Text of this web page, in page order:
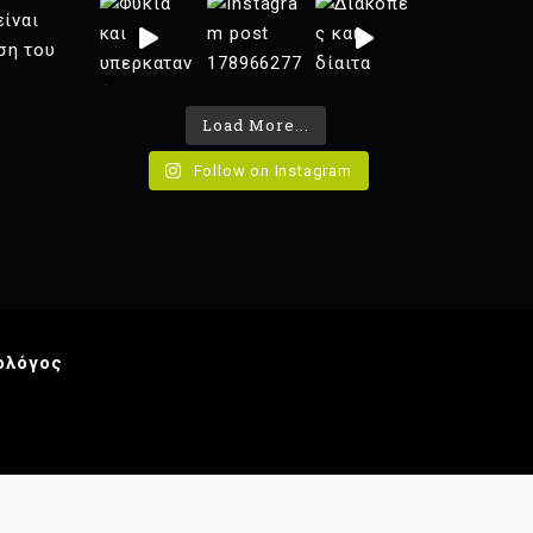
του
Load More...
Follow on Instagram